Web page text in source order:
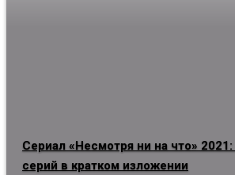
Сериал «Несмотря ни на что»
серий в кратком изложении